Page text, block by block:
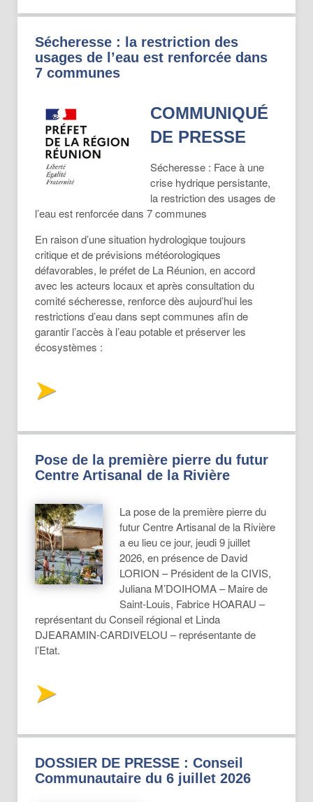
Sécheresse : la restriction des
usages de l’eau est renforcée dans
7 communes
COMMUNIQUÉ
DE PRESSE
Sécheresse : Face à une
crise hydrique persistante,
la restriction des usages de
l’eau est renforcée dans 7 communes
En raison d’une situation hydrologique toujours
critique et de prévisions météorologiques
défavorables, le préfet de La Réunion, en accord
avec les acteurs locaux et après consultation du
comité sécheresse, renforce dès aujourd’hui les
restrictions d’eau dans sept communes afin de
garantir l’accès à l’eau potable et préserver les
écosystèmes :
Pose de la première pierre du futur
Centre Artisanal de la Rivière
La pose de la première pierre du
futur Centre Artisanal de la Rivière
a eu lieu ce jour, jeudi 9 juillet
2026, en présence de David
LORION – Président de la CIVIS,
Juliana M’DOIHOMA – Maire de
Saint-Louis, Fabrice HOARAU –
représentant du Conseil régional et Linda
DJEARAMIN-CARDIVELOU – représentante de
l’Etat.
DOSSIER DE PRESSE : Conseil
Communautaire du 6 juillet 2026